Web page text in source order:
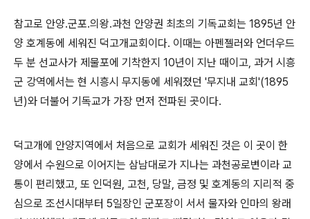
참고로 안양.군포.의왕.과천 안양권 최초의 기독교회는 1895년 안
양 호계동에 세워진 덕고개교회이다. 이때는 아펜젤러와 언더우드
두 분 선교사가 제물포에 기착한지 10년이 지난 때이고, 과거 시흥
군 강역에서는 현 시흥시 무지동에 세워졌던 '무지내 교회 '(1895
년)와 더불어 기독교가 가장 먼저 전파된 곳이다.
덕고개에 안양지역에서 처음으로 교회가 세워진 것은 이 곳이 한
양에서 수원으로 이어지는 삼남대로가 지나는 과천공로변이라 교
통이 편리했고, 또 인덕원, 고천, 당말, 금정 및 호계동의 지리적 중
심으로 조선시대부터 5일장인 군포장이 서서 물자와 인마의 왕래